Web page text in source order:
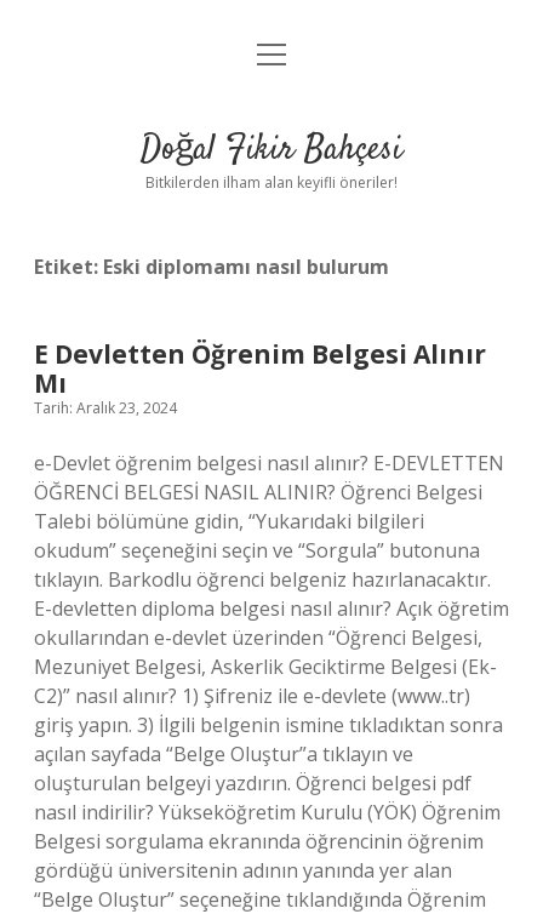
Anasayfa
Yasal Uyarı
menüyü
Doğal Fikir Bahçesi
Bitkilerden ilham alan keyifli öneriler!
Etiket: Eski diplomamı nasıl bulurum
E Devletten Öğrenim Belgesi Alınır
Mı
Tarih: Aralık 23, 2024
e-Devlet öğrenim belgesi nasıl alınır? E-DEVLETTEN
ÖĞRENCİ BELGESİ NASIL ALINIR? Öğrenci Belgesi
Talebi bölümüne gidin, “Yukarıdaki bilgileri
okudum” seçeneğini seçin ve “Sorgula” butonuna
tıklayın. Barkodlu öğrenci belgeniz hazırlanacaktır.
E-devletten diploma belgesi nasıl alınır? Açık öğretim
okullarından e-devlet üzerinden “Öğrenci Belgesi,
Mezuniyet Belgesi, Askerlik Geciktirme Belgesi (Ek-
C2)” nasıl alınır? 1) Şifreniz ile e-devlete (www..tr)
giriş yapın. 3) İlgili belgenin ismine tıkladıktan sonra
açılan sayfada “Belge Oluştur”a tıklayın ve
oluşturulan belgeyi yazdırın. Öğrenci belgesi pdf
nasıl indirilir? Yükseköğretim Kurulu (YÖK) Öğrenim
Belgesi sorgulama ekranında öğrencinin öğrenim
gördüğü üniversitenin adının yanında yer alan
“Belge Oluştur” seçeneğine tıklandığında Öğrenim